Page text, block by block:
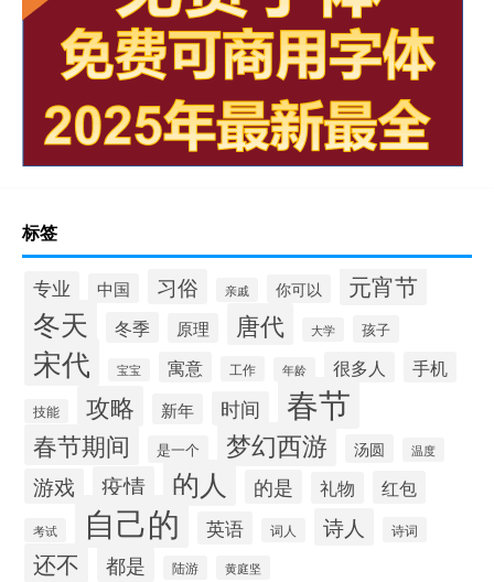
标签
专业 中国 习俗 亲戚 你可以 元宵节
冬天 冬季 原理 唐代 大学 孩子
宋代 宝宝 寓意 工作 年龄 很多人 手机
技能 攻略 新年 时间 春节
春节期间 是一个 梦幻西游 汤圆 温度
游戏 疫情 的人 的是 礼物 红包
考试 自己的 英语 词人 诗人 诗词
还不 都是 陆游 黄庭坚